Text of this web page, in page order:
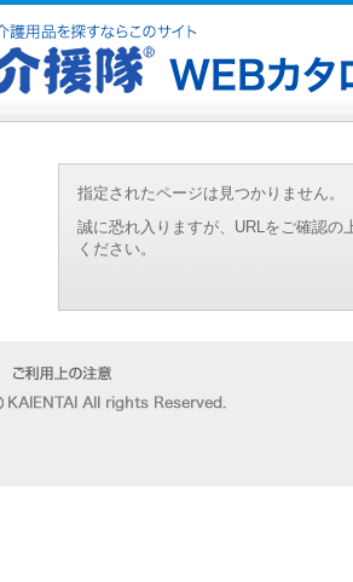
指定されたページは見つかりません。
誠に恐れ入りますが、URLをご確認
ください。